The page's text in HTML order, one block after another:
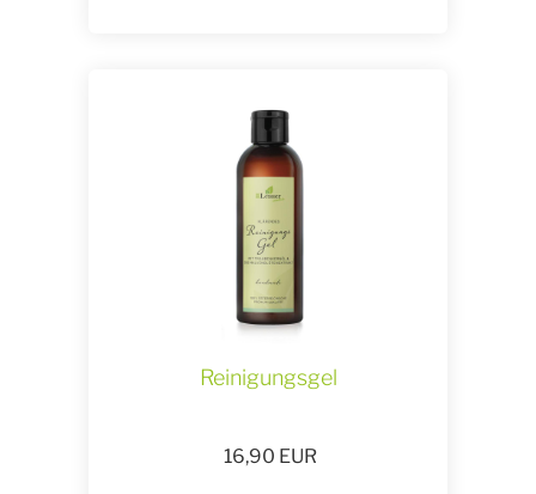
Reinigungsgel
16,90 EUR